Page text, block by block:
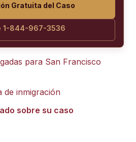
Gratuita del Caso
1-844-967-3536
para San Francisco
de inmigración
sobre su caso